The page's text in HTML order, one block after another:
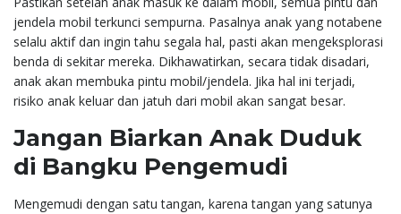
jendela mobil terkunci sempurna. Pasalnya anak yang notabene
selalu aktif dan ingin tahu segala hal, pasti akan mengeksplorasi
benda di sekitar mereka. Dikhawatirkan, secara tidak disadari,
anak akan membuka pintu mobil/jendela. Jika hal ini terjadi,
risiko anak keluar dan jatuh dari mobil akan sangat besar.
Jangan Biarkan Anak Duduk
di Bangku Pengemudi
Mengemudi dengan satu tangan, karena tangan yang satunya